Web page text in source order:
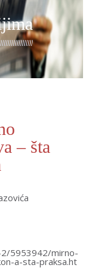
– šta
5953942/mirno-
a-sta-praksa.ht